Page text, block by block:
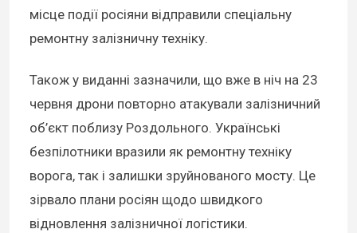
місце події росіяни відправили спеціальну
ремонтну залізничну техніку.
Також у виданні зазначили, що вже в ніч на 23
червня дрони повторно атакували залізничний
об’єкт поблизу Роздольного. Українські
безпілотники вразили як ремонтну техніку
ворога, так і залишки зруйнованого мосту. Це
зірвало плани росіян щодо швидкого
відновлення залізничної логістики.